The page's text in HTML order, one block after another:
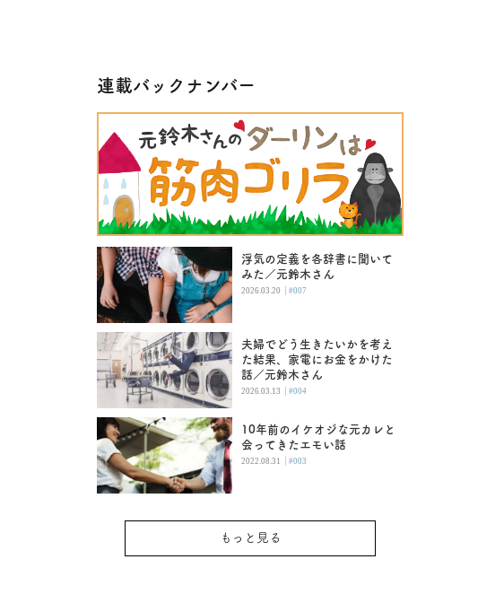
連載バックナンバー
浮気の定義を各辞書に聞いて
みた／元鈴木さん
2026.03.20 | #007
夫婦でどう生きたいかを考え
た結果、家電にお金をかけた
話／元鈴木さん
2026.03.13 | #004
10年前のイケオジな元カレと
会ってきたエモい話
2022.08.31 | #003
もっと見る